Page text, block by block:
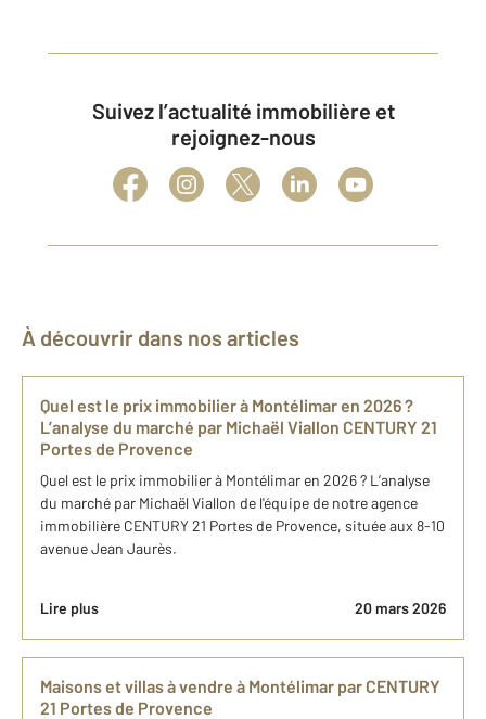
Suivez l’actualité immobilière et
rejoignez-nous
À découvrir dans nos articles
Quel est le prix immobilier à Montélimar en 2026 ?
L’analyse du marché par Michaël Viallon CENTURY 21
Portes de Provence
Quel est le prix immobilier à Montélimar en 2026 ? L’analyse
du marché par Michaël Viallon de l'équipe de notre agence
immobilière CENTURY 21 Portes de Provence, située aux 8-10
avenue Jean Jaurès.
Lire plus 20 mars 2026
Maisons et villas à vendre à Montélimar par CENTURY
21 Portes de Provence